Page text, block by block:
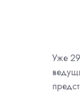
Уже